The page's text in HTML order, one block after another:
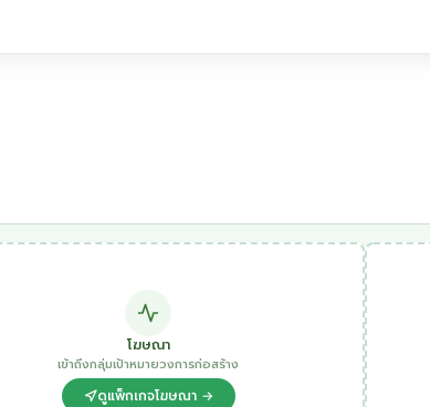
โฆษณา
เข้าถึงกลุ่มเป้าหมายวงการก่อสร้าง
ดูแพ็กเกจโฆษณา →